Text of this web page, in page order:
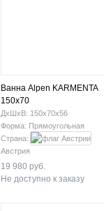
Ванна Alpen KARMENTA
150x70
ДхШхВ: 150х70х56
Форма: Прямоугольная
Страна:
Австрия
19 980 руб.
Не доступно к заказу